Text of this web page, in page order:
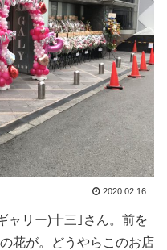
2020.02.16
ャリー)十三｣さん。前を
花が。どうやらこのお店